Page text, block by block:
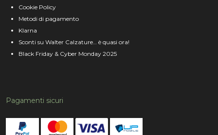
Cookie Policy
Metodi di pagamento
Klarna
Sconti su Walter Calzature… è quasi ora!
Black Friday & Cyber Monday 2025
Pagamenti sicuri